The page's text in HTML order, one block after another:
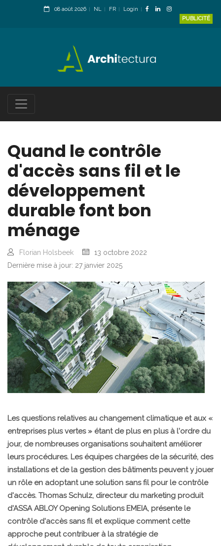
08 août 2026 NL FR
Login
PUBLICITÉ
Quand le contrôle
d'accès sans fil et le
développement
durable font bon
ménage
Florian Holsbeek
13 octobre 2022
Dernière mise à jour: 27 janvier 2025
Les questions relatives au changement climatique et aux «
entreprises plus vertes » étant de plus en plus à l'ordre du
jour, de nombreuses organisations souhaitent améliorer
leurs procédures. Les équipes chargées de la sécurité, des
installations et de la gestion des bâtiments peuvent y jouer
un rôle en adoptant une solution sans fil pour le contrôle
d'accès. Thomas Schulz, directeur du marketing produit
d'ASSA ABLOY Opening Solutions EMEIA, présente le
contrôle d'accès sans fil et explique comment cette
approche peut contribuer à la stratégie de